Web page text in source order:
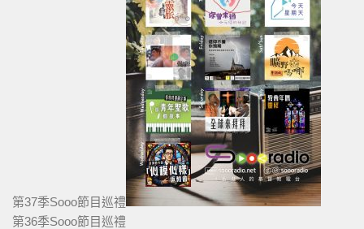
第37季Sooo節目巡禮
第36季Sooo節目巡禮